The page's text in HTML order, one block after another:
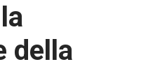
della